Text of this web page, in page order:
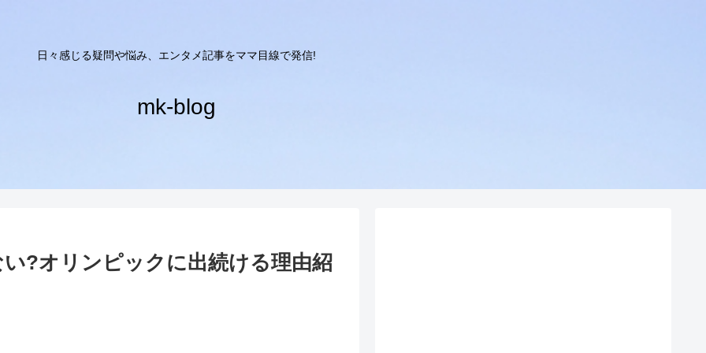
日々感じる疑問や悩み、エンタメ記事をママ目線で発信!
mk-blog
?オリンピックに出続ける理由紹